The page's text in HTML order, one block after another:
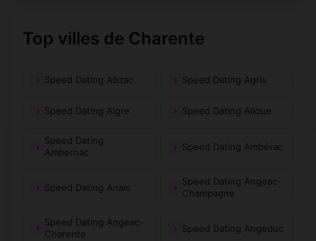
Top villes de Charente
Speed Dating Abzac Speed Dating Agris
Speed Dating Aigre Speed Dating Alloue
Speed Dating
Ambernac
Speed Dating Ambérac
Speed Dating Anais
Speed Dating Angeac-
Champagne
Speed Dating Angeac-
Charente
Speed Dating Angeduc